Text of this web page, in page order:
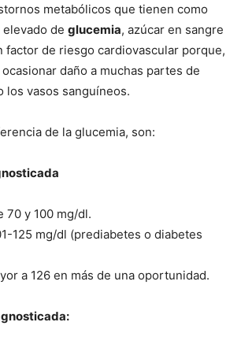
metabólicos que tienen como
de glucemia, azúcar en sangre
factor de riesgo cardiovascular porque,
daño a muchas partes de
los vasos sanguíneos.
de la glucemia, son:
70 y 100 mg/dl.
125 mg/dl (prediabetes o diabetes
a 126 en más de una oportunidad.